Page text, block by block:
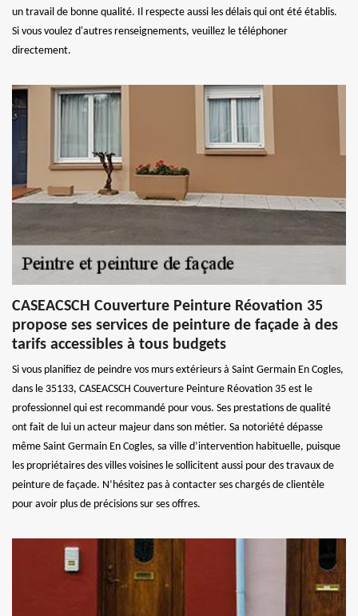
un travail de bonne qualité. Il respecte aussi les délais qui ont été établis.
Si vous voulez d'autres renseignements, veuillez le téléphoner
directement.
CASEACSCH Couverture Peinture Réovation 35
propose ses services de peinture de façade à des
tarifs accessibles à tous budgets
Si vous planifiez de peindre vos murs extérieurs à Saint Germain En Cogles,
dans le 35133, CASEACSCH Couverture Peinture Réovation 35 est le
professionnel qui est recommandé pour vous. Ses prestations de qualité
ont fait de lui un acteur majeur dans son métier. Sa notoriété dépasse
même Saint Germain En Cogles, sa ville d’intervention habituelle, puisque
les propriétaires des villes voisines le sollicitent aussi pour des travaux de
peinture de façade. N’hésitez pas à contacter ses chargés de clientèle
pour avoir plus de précisions sur ses offres.